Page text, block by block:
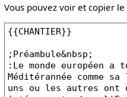
Vous pouvez voir et copier